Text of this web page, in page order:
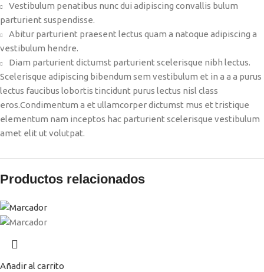
Vestibulum penatibus nunc dui adipiscing convallis bulum
parturient suspendisse.
Abitur parturient praesent lectus quam a natoque adipiscing a
vestibulum hendre.
Diam parturient dictumst parturient scelerisque nibh lectus.
Scelerisque adipiscing bibendum sem vestibulum et in a a a purus
lectus faucibus lobortis tincidunt purus lectus nisl class
eros.Condimentum a et ullamcorper dictumst mus et tristique
elementum nam inceptos hac parturient scelerisque vestibulum
amet elit ut volutpat.
Productos relacionados
Añadir al carrito